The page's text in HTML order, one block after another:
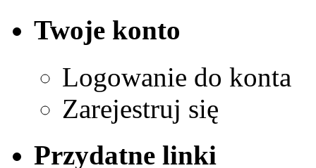
Twoje konto
Logowanie do konta
Zarejestruj się
Przydatne linki